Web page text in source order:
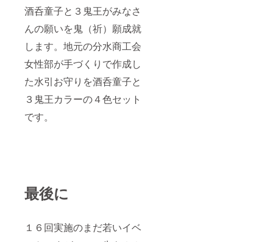
酒呑童子と３鬼王がみなさ
んの願いを鬼（祈）願成就
します。地元の分水商工会
女性部が手づくりで作成し
た水引お守りを酒呑童子と
３鬼王カラーの４色セット
です。
最後に
１６回実施のまだ若いイベ